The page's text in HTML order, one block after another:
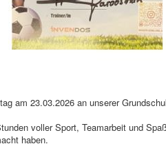
am 23.03.2026 an unserer
voller Sport, Teamarbeit und
haben.